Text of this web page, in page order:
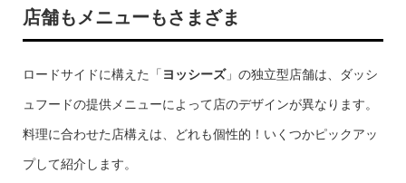
店舗もメニューもさまざま
ロードサイドに構えた「 ヨッシーズ」の独立型店舗は、ダッシ
ュフードの提供メニューによって店のデザインが異なります。
料理に合わせた店構えは、どれも個性的！いくつかピックアッ
プして紹介します。